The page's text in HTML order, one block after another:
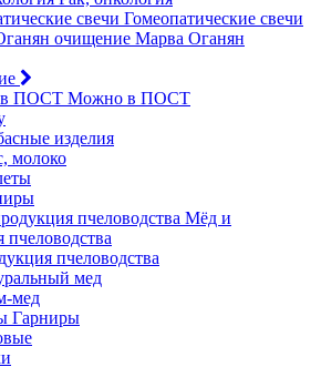
Гомеопатические свечи
Марва Оганян
Можно в ПОСТ
изделия
молоко
Мёд и
пчеловодства
пчеловодства
мед
мед
Гарниры